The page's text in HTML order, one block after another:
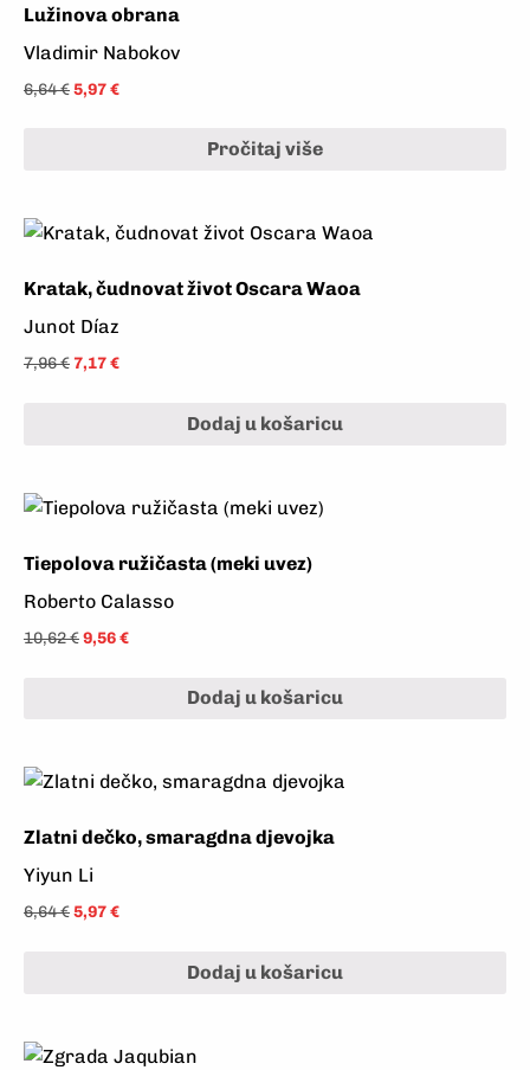
Lužinova obrana
Vladimir Nabokov
6,64€5,97€
Pročitaj više
Kratak, čudnovat život Oscara Waoa
Junot Díaz
7,96€ 7,17€
Dodaj u košaricu
Tiepolova ružičasta (meki uvez)
Roberto Calasso
10,62€9,56€
Dodaj u košaricu
Zlatni dečko, smaragdna djevojka
Yiyun Li
6,64€5,97€
Dodaj u košaricu